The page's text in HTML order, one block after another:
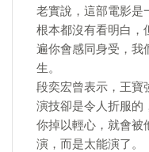
老實說，這部電影是
根本都沒有看明白，
遍你會感同身受，我
生。
段奕宏曾表示，王寶
演技卻是令人折服的
你掉以輕心，就會被
演，而是太能演了。